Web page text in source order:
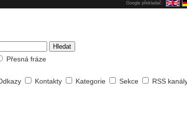
Google překladač:
Hledat
Přesná fráze
Kontakty Kategorie Sekce RSS